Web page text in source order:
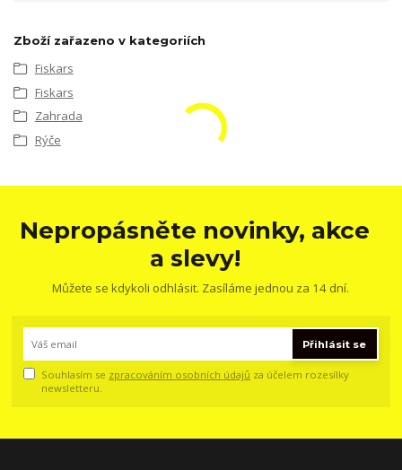
Zboží zařazeno v kategoriích
Fiskars
Fiskars
Zahrada
Rýče
Nepropásněte novinky, akce
a slevy!
Můžete se kdykoli odhlásit. Zasíláme jednou za 14 dní.
Přihlásit se
Souhlasím se zpracováním osobních údajů za účelem rozesílky
newsletteru.